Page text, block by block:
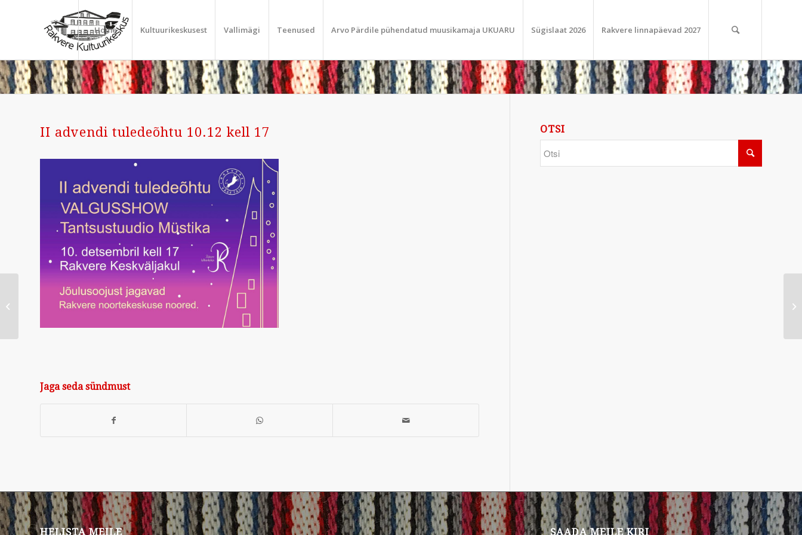
Home Kultuurikeskusest Vallimägi Teenused Arvo Pärdile pühendatud muusikamaja UKUARU Sügislaat 2026 Rakvere linnapäevad 2027
II advendi tuledeõhtu 10.12 kell 17
Jaga seda sündmust
OTSI
HELISTA MEILE SAADA MEILE KIRI
Waldorfkooli jõululaat